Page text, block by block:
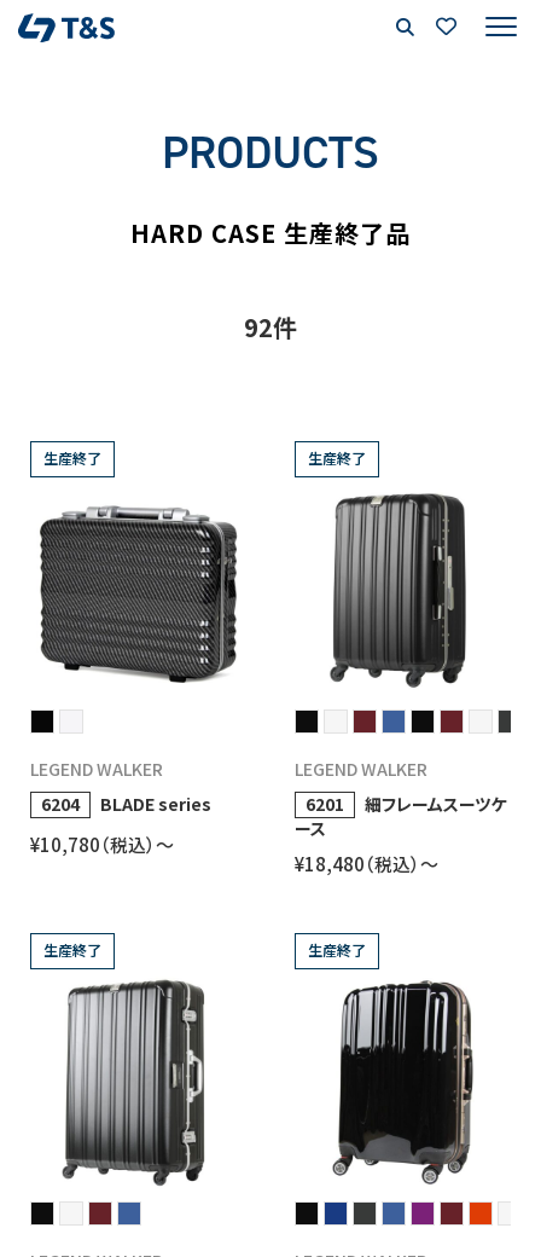
PRODUCTS
HARD CASE 生産終了品
92件
生産終了
LEGEND WALKER
6204
BLADE series
¥10,780（税込）〜
生産終了
LEGEND WALKER
6201
細フレームスーツケ
ース
¥18,480（税込）〜
生産終了 生産終了